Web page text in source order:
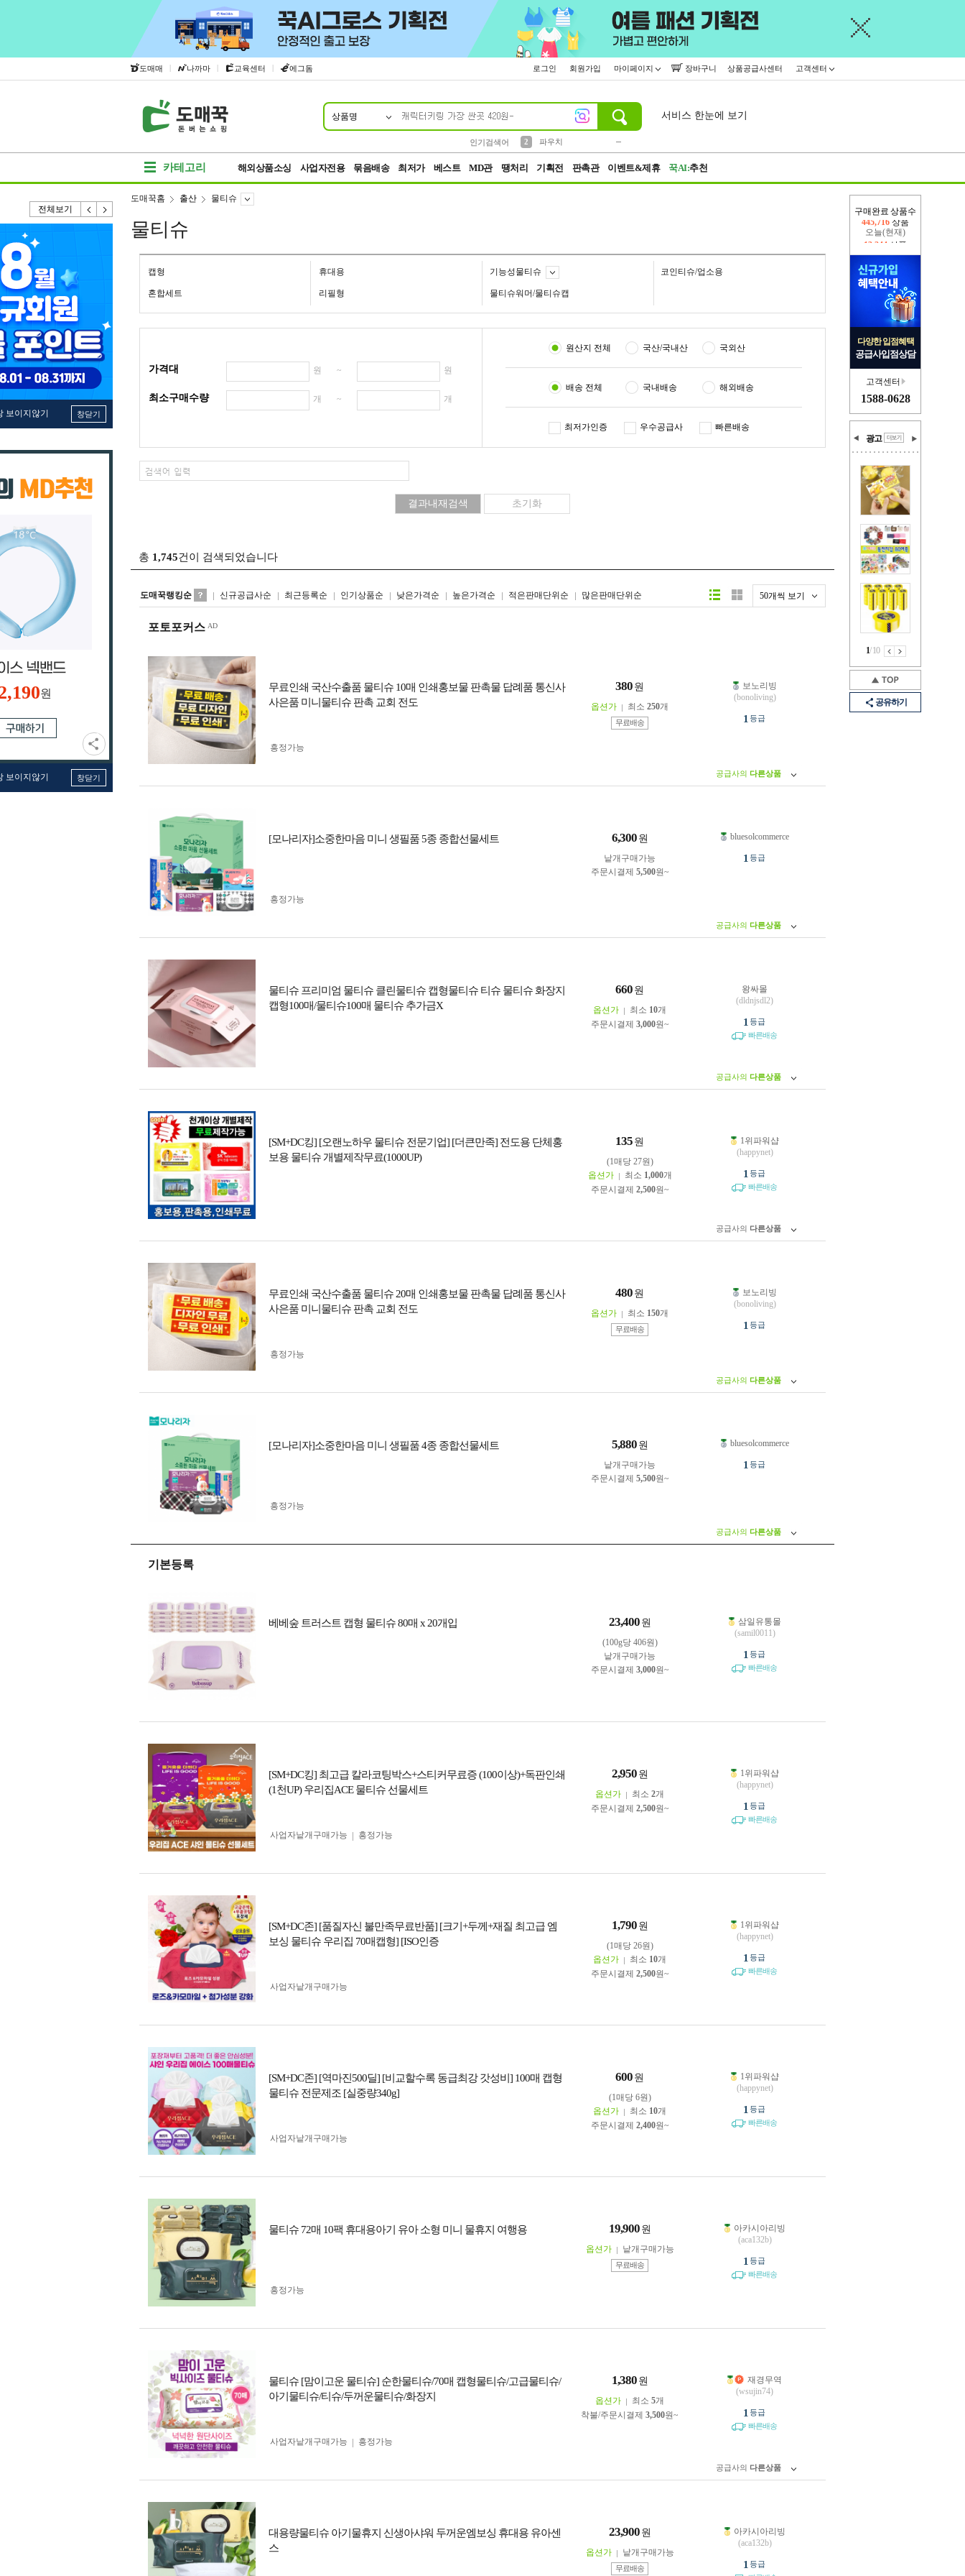
도매매 | 나까마 | 교육센터 | 에그돔 로그인 회원가입 마이페이지 장바구니 상품공급사센터 고객센터
상품명
인기검색어
2
파우치
서비스 한눈에 보기
카테고리 해외상품소싱 사업자전용 묶음배송 최저가 베스트 MD관 땡처리 기획전 판촉관 이벤트&제휴 꾹AI:추천
전체보기
보이지않기 창닫기
원
보이지않기 창닫기
구매완료 상품수
오늘(현재)
13,244상품
다양한 입점혜택
공급사입점상담
고객센터
1588-0628
광고
1/10
공유하기
도매꾹홈 출산 물티슈
물티슈
캡형 휴대용 기능성물티슈 코인티슈/업소용
혼합세트 리필형 물티슈워머/물티슈캡
가격대 원 ~ 원
최소구매수량 개 ~ 개
원산지 전체 국산/국내산 국외산
배송 전체 국내배송 해외배송
최저가인증 우수공급사 빠른배송
총 1,745건이 검색되었습니다
도매꾹랭킹순 신규공급사순 최근등록순 인기상품순 낮은가격순 높은가격순 적은판매단위순 많은판매단위순 50개씩 보기
리스트형갤러리형
포토포커스
무료인쇄 국산수출품 물티슈 10매 인쇄홍보물 판촉물 답례품 통신사
사은품 미니물티슈 판촉 교회 전도
380 원
옵션가 최소 250개
무료배송
흥정가능
보노리빙
(bonoliving)
1 등급
공급사의 다른상품
[모나리자]소중한마음 미니 생필품 5종 종합선물세트 6,300 원
낱개구매가능
주문시결제 5,500원~
흥정가능
bluesolcommerce
1 등급
공급사의 다른상품
물티슈 프리미엄 물티슈 클린물티슈 캡형물티슈 티슈 물티슈 화장지
캡형100매/물티슈100매 물티슈 추가금X
660 원
옵션가 최소 10개
주문시결제 3,000원~
왕싸몰
(dldnjsdl2)
1 등급
빠른배송
공급사의 다른상품
[SM+DC킹] [오랜노하우 물티슈 전문기업] [더큰만족] 전도용 단체홍
보용 물티슈 개별제작무료(1000UP)
135 원
(1매당 27원)
옵션가
최소 1,000개
주문시결제 2,500원~
1위파워샵
(happynet)
1 등급
빠른배송
공급사의 다른상품
무료인쇄 국산수출품 물티슈 20매 인쇄홍보물 판촉물 답례품 통신사
사은품 미니물티슈 판촉 교회 전도
480 원
옵션가 최소 150개
무료배송
흥정가능
보노리빙
(bonoliving)
1 등급
공급사의 다른상품
[모나리자]소중한마음 미니 생필품 4종 종합선물세트 5,880 원
낱개구매가능
주문시결제 5,500원~
흥정가능
bluesolcommerce
1 등급
공급사의 다른상품
기본등록
베베숲 트러스트 캡형 물티슈 80매 x 20개입 23,400 원
(100g당 406원)
낱개구매가능
주문시결제 3,000원~
삼일유통몰
(samil0011)
1 등급
빠른배송
[SM+DC킹] 최고급 칼라코팅박스+스티커무료증 (100이상)+독판인쇄
(1천UP) 우리집ACE 물티슈 선물세트
2,950 원
옵션가 최소 2개
주문시결제 2,500원~
사업자 낱개구매가능 흥정가능
1위파워샵
(happynet)
1 등급
빠른배송
[SM+DC존] [품질자신 불만족무료반품] [크기+두께+재질 최고급 엠
보싱 물티슈 우리집 70매캡형] [ISO인증
1,790 원
(1매당 26원)
옵션가
최소 10개
주문시결제 2,500원~
사업자 낱개구매가능
1위파워샵
(happynet)
1 등급
빠른배송
[SM+DC존] [역마진500딜] [비교할수록 동급최강 갓성비] 100매 캡형
물티슈 전문제조 [실중량340g]
600 원
(1매당 6원)
옵션가
최소 10개
주문시결제 2,400원~
사업자 낱개구매가능
1위파워샵
(happynet)
1 등급
빠른배송
물티슈 72매 10팩 휴대용아기 유아 소형 미니 물휴지 여행용 19,900 원
옵션가 낱개구매가능
무료배송
흥정가능
아카시아리빙
(aca132b)
1 등급
빠른배송
물티슈 [맘이고운 물티슈] 순한물티슈/70매 캡형물티슈/고급물티슈/
아기물티슈/티슈/두꺼운물티슈/화장지
1,380 원
옵션가 최소 5개
착불/주문시결제 3,500원~
사업자 낱개구매가능 흥정가능
재경무역
(wsujin74)
1 등급
빠른배송
공급사의 다른상품
대용량물티슈 아기물휴지 신생아샤워 두꺼운엠보싱 휴대용 유아센
스
23,900 원
옵션가 낱개구매가능
무료배송
아카시아리빙
(aca132b)
1 등급